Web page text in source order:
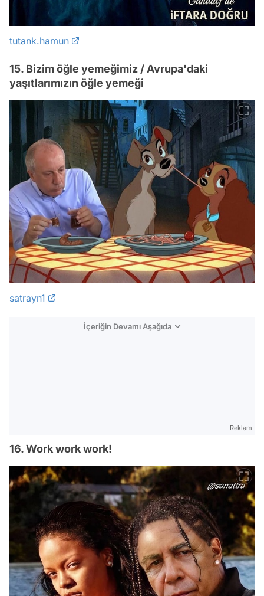
tutank.hamun
15. Bizim öğle yemeğimiz / Avrupa'daki
yaşıtlarımızın öğle yemeği
satrayn1
İçeriğin Devamı Aşağıda
Reklam
16. Work work work!